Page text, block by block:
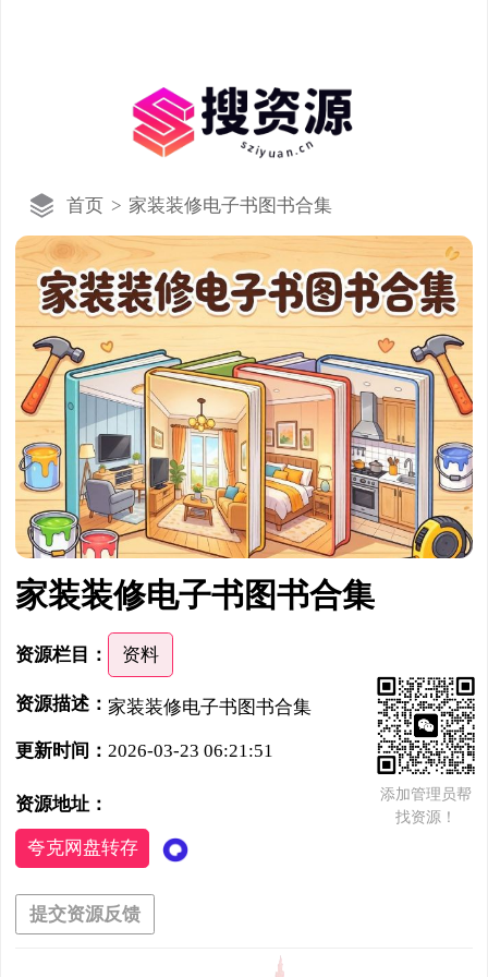
首页 > 家装装修电子书图书合集
家装装修电子书图书合集
资源栏目： 资料
资源描述： 家装装修电子书图书合集
更新时间： 2026-03-23 06:21:51
资源地址：
夸克网盘转存
提交资源反馈
添加管理员帮
找资源！